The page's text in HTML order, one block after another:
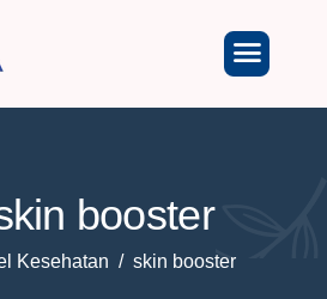
booster
Kesehatan skin booster